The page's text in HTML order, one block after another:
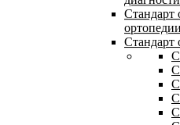
Стандарт
ортопедии
Стандарт